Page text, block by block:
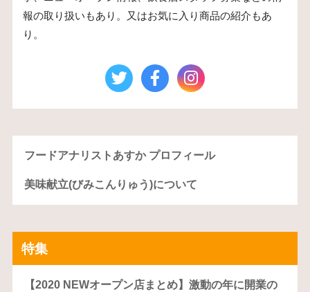
報の取り扱いもあり。又はお気に入り商品の紹介もあ
り。
フードアナリストあすか プロフィール
美味献立(びみこんりゅう)について
特集
【2020 NEWオープン店まとめ】激動の年に開業の